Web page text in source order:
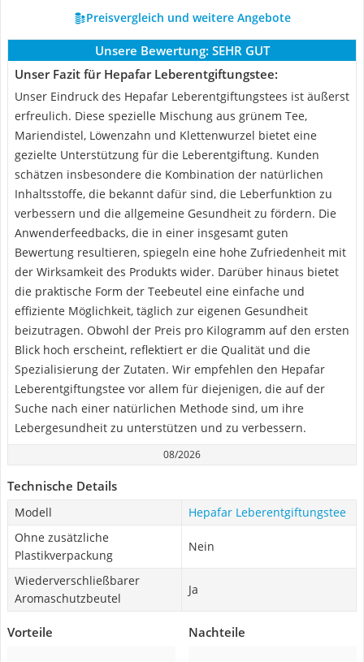
Preisvergleich und weitere Angebote
Unsere Bewertung: SEHR GUT
Unser Fazit für Hepafar Leberentgiftungstee:
Unser Eindruck des Hepafar Leberentgiftungstees ist äußerst
erfreulich. Diese spezielle Mischung aus grünem Tee,
Mariendistel, Löwenzahn und Klettenwurzel bietet eine
gezielte Unterstützung für die Leberentgiftung. Kunden
schätzen insbesondere die Kombination der natürlichen
Inhaltsstoffe, die bekannt dafür sind, die Leberfunktion zu
verbessern und die allgemeine Gesundheit zu fördern. Die
Anwenderfeedbacks, die in einer insgesamt guten
Bewertung resultieren, spiegeln eine hohe Zufriedenheit mit
der Wirksamkeit des Produkts wider. Darüber hinaus bietet
die praktische Form der Teebeutel eine einfache und
effiziente Möglichkeit, täglich zur eigenen Gesundheit
beizutragen. Obwohl der Preis pro Kilogramm auf den ersten
Blick hoch erscheint, reflektiert er die Qualität und die
Spezialisierung der Zutaten. Wir empfehlen den Hepafar
Leberentgiftungstee vor allem für diejenigen, die auf der
Suche nach einer natürlichen Methode sind, um ihre
Lebergesundheit zu unterstützen und zu verbessern.
08/2026
Technische Details
Modell
Hepafar Leberentgiftungstee
Ohne zusätzliche
Plastikverpackung
Nein
Wiederverschließbarer
Aromaschutzbeutel
Ja
Vorteile Nachteile